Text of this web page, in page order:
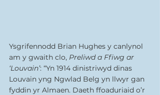
Ysgrifennodd Brian Hughes y canlynol
am y gwaith clo, Preliwd a Ffiwg ar
‘Louvain’: “Yn 1914 dinistriwyd dinas
Louvain yng Ngwlad Belg yn llwyr gan
fyddin yr Almaen. Daeth ffoaduriaid o’r